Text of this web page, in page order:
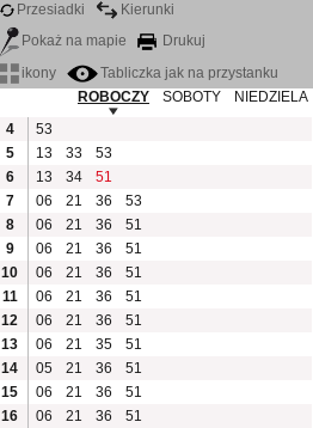
Przesiadki
Kierunki
Pokaż na mapie
Drukuj
ikony
Tabliczka jak na przystanku
ROBOCZY
SOBOTY
NIEDZIELA
4
53
5
13 33
53
6
13 34
51
7
06 21 36
53
8
06 21 36
51
9
06 21 36
51
10
06 21 36
51
11
06 21 36
51
12
06 21 36
51
13
06 21 35
51
14
05 21 36
51
15
06 21 36
51
16
06 21 36 51